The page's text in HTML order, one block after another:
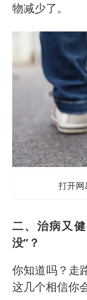
物减少了。
打开网
二、治病又
没”？
你知道吗？走
这几个相信你